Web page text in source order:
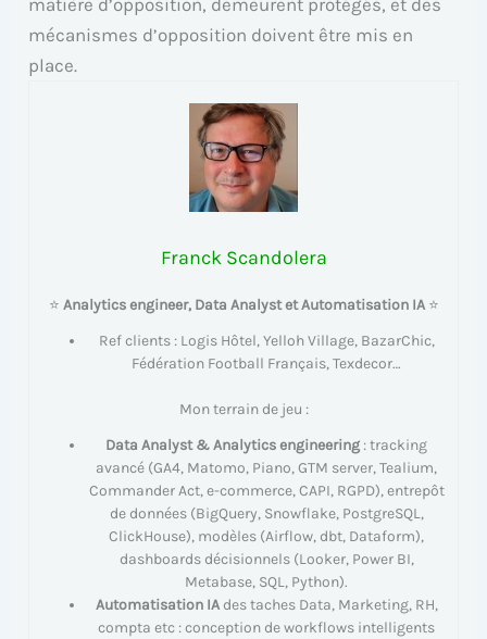
mécanismes d’opposition doivent être mis en
place.
Franck Scandolera
⭐ Analytics engineer, Data Analyst et Automatisation IA⭐
Ref clients : Logis Hôtel, Yelloh Village, BazarChic,
Fédération Football Français, Texdecor…
Mon terrain de jeu :
Data Analyst & Analytics engineering : tracking
avancé (GA4, Matomo, Piano, GTM server, Tealium,
Commander Act, e-commerce, CAPI, RGPD), entrepôt
de données (BigQuery, Snowflake, PostgreSQL,
ClickHouse), modèles (Airflow, dbt, Dataform),
dashboards décisionnels (Looker, Power BI,
Metabase, SQL, Python).
Automatisation IAdes taches Data, Marketing, RH,
compta etc : conception de workflows intelligents